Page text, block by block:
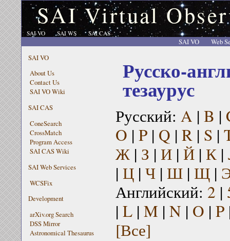
SAI Virtual
SAI VO SAI WS SAI CAS
SAI VO
Web
SAI VO
About Us
Contact Us
SAI VO Wiki
SAI CAS
ConeSearch
CrossMatch
Program Access
SAI CAS Wiki
SAI Web Services
WCSFix
Development
arXiv.org Search
DSS Mirror
Astronomical Thesaurus
Русско-
тезаурус
Русский: A | B |
O | P| Q | R| S |
Ж| З | И| Й| К|
| Ц| Ч| Ш| Щ|
Английский: 2 |
| L| M | N | O | P
[Все]